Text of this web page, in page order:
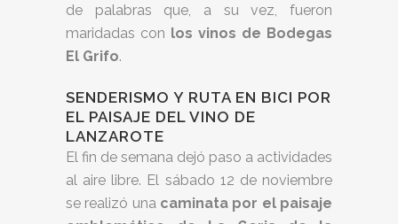
de palabras que, a su vez, fueron
maridadas con los vinos de Bodegas
El Grifo.
SENDERISMO Y RUTA EN BICI POR
EL PAISAJE DEL VINO DE
LANZAROTE
El fin de semana dejó paso a actividades
al aire libre. El sábado 12 de noviembre
se realizó una caminata por el paisaje